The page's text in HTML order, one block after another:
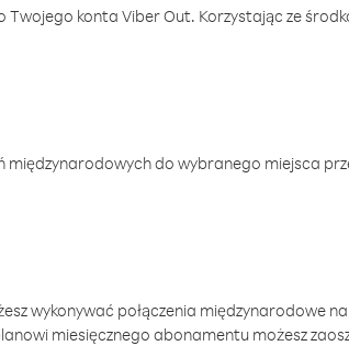
konta Viber Out. Korzystając ze
do wybranego miejsca
wykonywać połączenia międzynarodowe
miesięcznego abonamentu możesz